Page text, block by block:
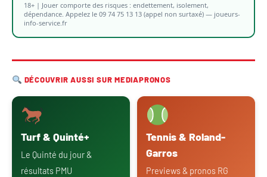
18+ | Jouer comporte des risques : endettement, isolement,
dépendance. Appelez le 09 74 75 13 13 (appel non surtaxé) — joueurs-
info-service.fr
DÉCOUVRIR AUSSI SUR MEDIAPRONOS
Turf & Quinté+
Le Quinté du jour &
résultats PMU
Tennis & Roland-
Garros
Previews & pronos RG